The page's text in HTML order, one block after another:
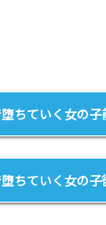
ちていく女の子
ちていく女の子